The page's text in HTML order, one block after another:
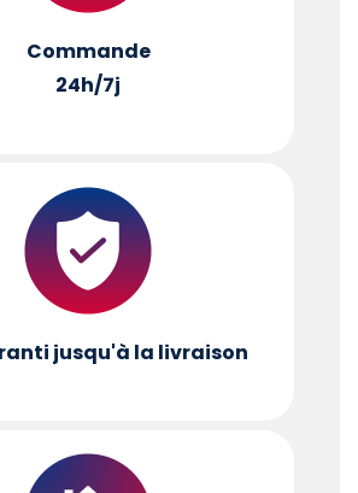
Commande
24h/7j
jusqu'à la livraison